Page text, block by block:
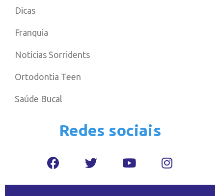
Dicas
Franquia
Notícias Sorridents
Ortodontia Teen
Saúde Bucal
Redes sociais